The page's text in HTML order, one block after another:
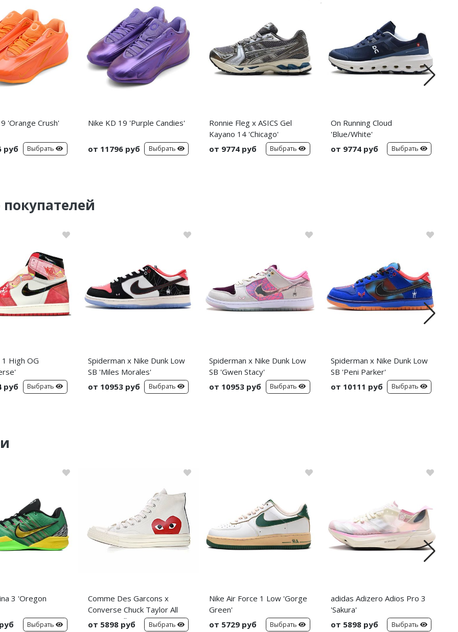
'Orange Crush'
руб Выбрать
Nike KD 19 'Purple Candies'
от 11796 руб Выбрать
Ronnie Fleg x ASICS Gel
Kayano 14 'Chicago'
от 9774 руб
Выбрать
On Running Cloud
'Blue/White'
от 9774 руб
Выбрать
1 High OG
руб
Выбрать
Spiderman x Nike Dunk Low
SB 'Miles Morales'
от 10953 руб
Выбрать
Spiderman x Nike Dunk Low
SB 'Gwen Stacy'
от 10953 руб
Выбрать
Spiderman x Nike Dunk Low
SB 'Peni Parker'
от 10111 руб
Выбрать
3 'Oregon
Выбрать
Comme Des Garcons x
Converse Chuck Taylor All
Star Hi 'Milk'
от 5898 руб Выбрать
Nike Air Force 1 Low 'Gorge
Green'
от 5729 руб
Выбрать
adidas Adizero Adios Pro 3
'Sakura'
от 5898 руб
Выбрать